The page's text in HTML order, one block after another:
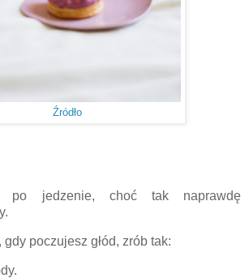
Źródło
po jedzenie, choć tak naprawdę
poczujesz głód, zrób tak: